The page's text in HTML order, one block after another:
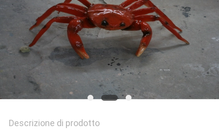
MAPPA
DEL
SITO
PRIVACY
POLICY
Descrizione di prodotto